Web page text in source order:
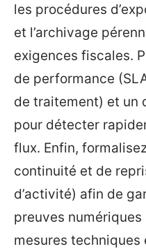
les procédures
et l’archivage
exigences fiscales.
de performance
de traitement) et un
pour détecter
flux. Enfin,
continuité et de
d’activité) afin de
preuves numériques
mesures